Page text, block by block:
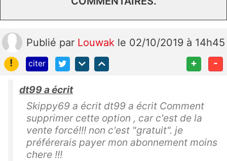
Publié par Louwak le 02/10/2019 à 14h45
!
citer + -
dt99 a écrit
Skippy69 a écrit dt99 a écrit Comment
supprimer cette option , car c'est de la
vente forcé!!! non c'est "gratuit". je
préférerais payer mon abonnement moins
chere !!!